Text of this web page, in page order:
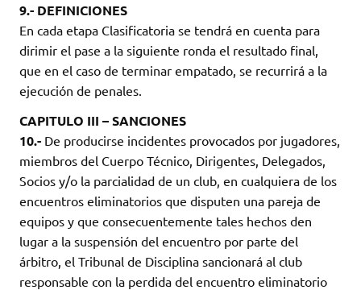
9.- DEFINICIONES
En cada etapa Clasificatoria se tendrá en cuenta para
dirimir el pase a la siguiente ronda el resultado final,
que en el caso de terminar empatado, se recurrirá a la
ejecución de penales.
CAPITULO III – SANCIONES
10.- De producirse incidentes provocados por jugadores,
miembros del Cuerpo Técnico, Dirigentes, Delegados,
Socios y/o la parcialidad de un club, en cualquiera de los
encuentros eliminatorios que disputen una pareja de
equipos y que consecuentemente tales hechos den
lugar a la suspensión del encuentro por parte del
árbitro, el Tribunal de Disciplina sancionará al club
responsable con la perdida del encuentro eliminatorio